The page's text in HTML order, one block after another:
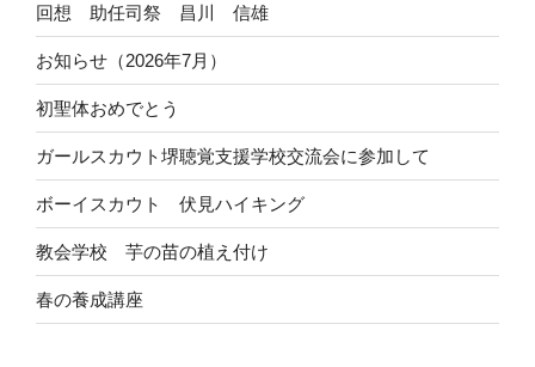
回想 助任司祭 昌川 信雄
お知らせ（2026年7月）
初聖体おめでとう
ガールスカウト堺聴覚支援学校交流会に参加して
ボーイスカウト 伏見ハイキング
教会学校 芋の苗の植え付け
春の養成講座